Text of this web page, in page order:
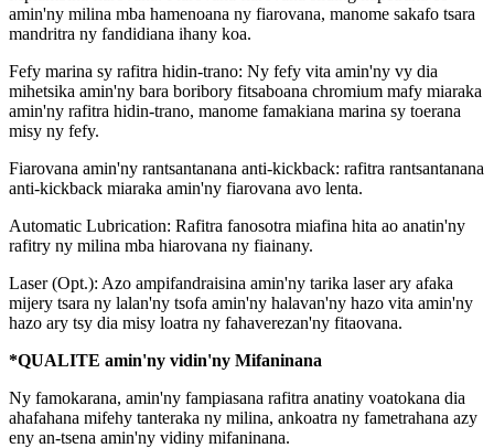
amin'ny milina mba hamenoana ny fiarovana, manome sakafo tsara
mandritra ny fandidiana ihany koa.
Fefy marina sy rafitra hidin-trano: Ny fefy vita amin'ny vy dia
mihetsika amin'ny bara boribory fitsaboana chromium mafy miaraka
amin'ny rafitra hidin-trano, manome famakiana marina sy toerana
misy ny fefy.
Fiarovana amin'ny rantsantanana anti-kickback: rafitra rantsantanana
anti-kickback miaraka amin'ny fiarovana avo lenta.
Automatic Lubrication: Rafitra fanosotra miafina hita ao anatin'ny
rafitry ny milina mba hiarovana ny fiainany.
Laser (Opt.): Azo ampifandraisina amin'ny tarika laser ary afaka
mijery tsara ny lalan'ny tsofa amin'ny halavan'ny hazo vita amin'ny
hazo ary tsy dia misy loatra ny fahaverezan'ny fitaovana.
*QUALITE amin'ny vidin'ny Mifaninana
Ny famokarana, amin'ny fampiasana rafitra anatiny voatokana dia
ahafahana mifehy tanteraka ny milina, ankoatra ny fametrahana azy
eny an-tsena amin'ny vidiny mifaninana.